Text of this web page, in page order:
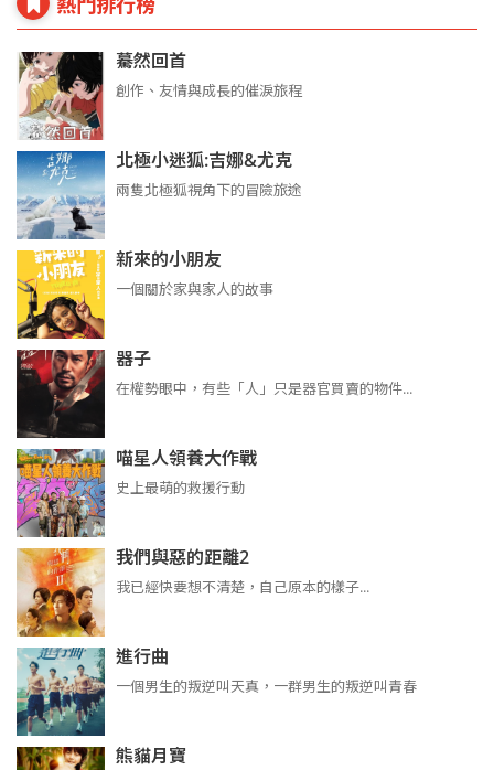
驀然回首
創作、友情與成長的催淚旅程
北極小迷狐:吉娜&尤克
兩隻北極狐視角下的冒險旅途
新來的小朋友
一個關於家與家人的故事
器子
在權勢眼中，有些「人」只是器官買賣的物件...
喵星人領養大作戰
史上最萌的救援行動
我們與惡的距離2
我已經快要想不清楚，自己原本的樣子...
進行曲
​​​一個男生的叛逆叫天真，一群男生的叛逆叫青春
熊貓月寶